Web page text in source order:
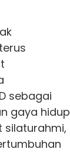
sebagai
gaya hidup
silaturahmi,